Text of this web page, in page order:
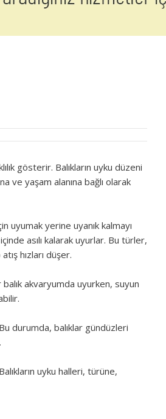
gösterir. Balıkların uyku düzeni
ve yaşam alanına bağlı olarak
uyumak yerine uyanık kalmayı
asılı kalarak uyurlar. Bu türler,
hızları düşer.
akvaryumda uyurken, suyun
durumda, balıklar gündüzleri
uyku halleri, türüne,